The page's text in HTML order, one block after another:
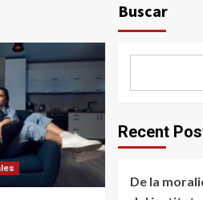
Buscar
Recent
De la